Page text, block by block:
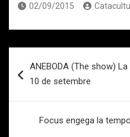
02/09/2015
de
ANEBODA (The show)
10 de setembre
Focus engega la